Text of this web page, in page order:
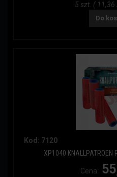
5 szt. ( 11,36
Do
Kod: 7120
XP1040 KNALLPATROEN
Cena: